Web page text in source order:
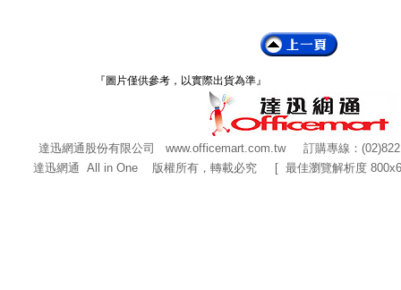
『圖片僅供參考，以實際出貨為準』
達迅網通股份有限公司 www.officemart.com.tw訂購專線：
達迅網通 All in One 版權所有，轉載必究 [ 最佳瀏覽解析度